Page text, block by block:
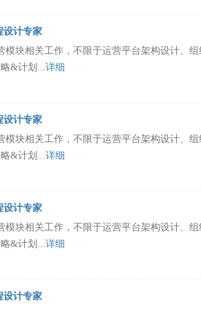
设计专家
模块相关工作，不限于运营平台架构设计、
&计划...详细
设计专家
模块相关工作，不限于运营平台架构设计、
&计划...详细
设计专家
模块相关工作，不限于运营平台架构设计、
&计划...详细
设计专家